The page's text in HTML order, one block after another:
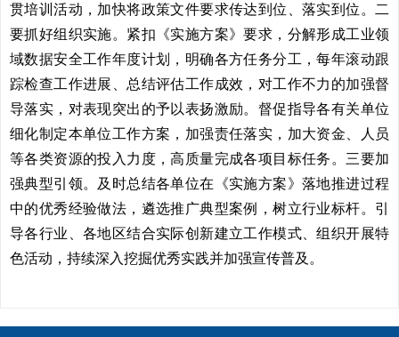
贯培训活动，加快将政策文件要求传达到位、落实到位。二
要抓好组织实施。紧扣《实施方案》要求，分解形成工业领
域数据安全工作年度计划，明确各方任务分工，每年滚动跟
踪检查工作进展、总结评估工作成效，对工作不力的加强督
导落实，对表现突出的予以表扬激励。督促指导各有关单位
细化制定本单位工作方案，加强责任落实，加大资金、人员
等各类资源的投入力度，高质量完成各项目标任务。三要加
强典型引领。及时总结各单位在《实施方案》落地推进过程
中的优秀经验做法，遴选推广典型案例，树立行业标杆。引
导各行业、各地区结合实际创新建立工作模式、组织开展特
色活动，持续深入挖掘优秀实践并加强宣传普及。